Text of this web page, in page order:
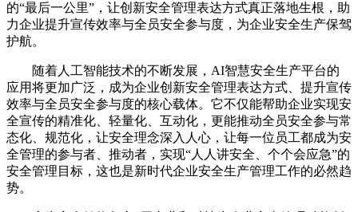
的“最后一公里”，让创新安全管理表达方式真正落地生根，助
力企业提升宣传效率与全员安全参与度，为企业安全生产保驾
护航。
随着人工智能技术的不断发展，AI智慧安全生产平台的
应用将更加广泛，成为企业创新安全管理表达方式、提升宣传
效率与全员安全参与度的核心载体。它不仅能帮助企业实现安
全宣传的精准化、轻量化、互动化，更能推动全员安全参与常
态化、规范化，让安全理念深入人心，让每一位员工都成为安
全管理的参与者、推动者，实现“人人讲安全、个个会应急”的
安全管理目标，这也是新时代企业安全生产管理工作的必然趋
势。